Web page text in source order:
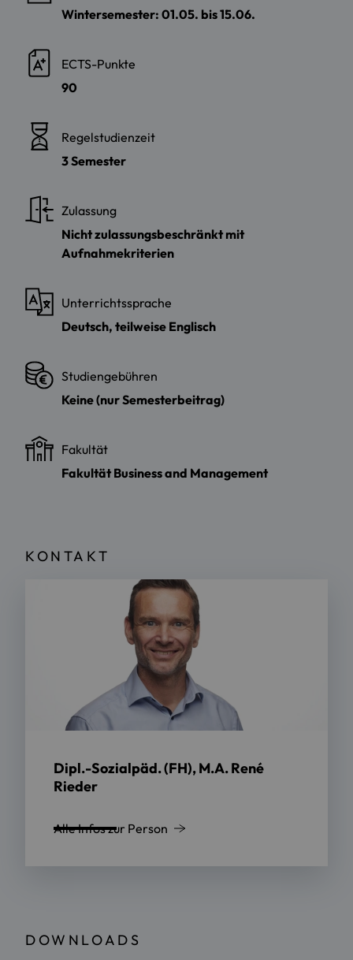
Wintersemester: 01.05. bis 15.06.
ECTS-Punkte
90
Regelstudienzeit
3 Semester
Zulassung
Nicht zulassungsbeschränkt mit
Aufnahmekriterien
Unterrichtssprache
Deutsch, teilweise Englisch
Studiengebühren
Keine (nur Semesterbeitrag)
Fakultät
Fakultät Business and Management
KONTAKT
Dipl.-Sozialpäd. (FH), M.A. René
Rieder
Alle Infos zur Person
DOWNLOADS